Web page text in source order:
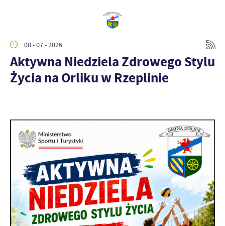
08 - 07 - 2026
Aktywna Niedziela Zdrowego Stylu
Życia na Orliku w Rzeplinie